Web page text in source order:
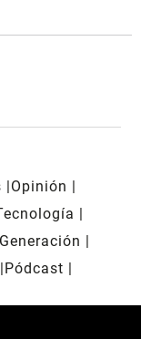
Opinión
Generación
Pódcast